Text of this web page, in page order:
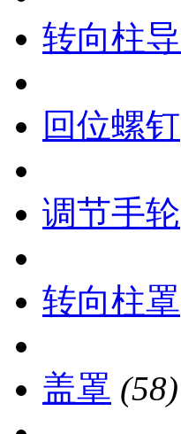
转向柱
回位螺钉
调节手轮
转向柱罩
盖罩 (58)